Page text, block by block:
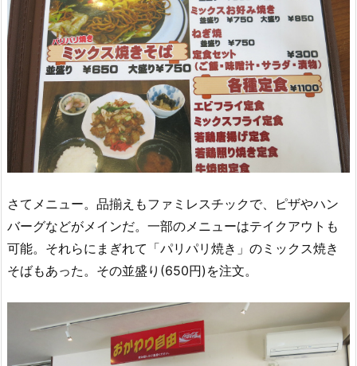
さてメニュー。品揃えもファミレスチックで、ピザやハン
バーグなどがメインだ。一部のメニューはテイクアウトも
可能。それらにまぎれて「パリパリ焼き」のミックス焼き
そばもあった。その並盛り(650円)を注文。